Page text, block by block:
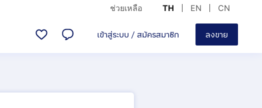
ช่วยเหลือ TH EN CN
เข้าสู่ระบบ / สมัครสมาชิก ลงขาย